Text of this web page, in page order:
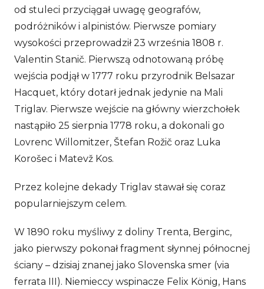
od stuleci przyciągał uwagę geografów,
podróżników i alpinistów. Pierwsze pomiary
wysokości przeprowadził 23 września 1808 r.
Valentin Stanič. Pierwszą odnotowaną próbę
wejścia podjął w 1777 roku przyrodnik Belsazar
Hacquet, który dotarł jednak jedynie na Mali
Triglav. Pierwsze wejście na główny wierzchołek
nastąpiło 25 sierpnia 1778 roku, a dokonali go
Lovrenc Willomitzer, Štefan Rožič oraz Luka
Korošec i Matevž Kos.
Przez kolejne dekady Triglav stawał się coraz
popularniejszym celem.
W 1890 roku myśliwy z doliny Trenta, Berginc,
jako pierwszy pokonał fragment słynnej północnej
ściany – dzisiaj znanej jako Slovenska smer (via
ferrata III). Niemieccy wspinacze Felix König, Hans